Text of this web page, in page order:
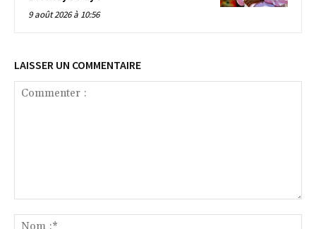
9 août 2026 à 10:56
LAISSER UN COMMENTAIRE